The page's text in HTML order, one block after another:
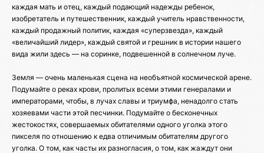
каждая мать и отец, каждый подающий надежды ребенок,
изобретатель и путешественник, каждый учитель нравственности,
каждый продажный политик, каждая «суперзвезда», каждый
«величайший лидер», каждый святой и грешник в истории нашего
вида жили здесь — на соринке, подвешенной в солнечном луче.
Земля — очень маленькая сцена на необъятной космической арене.
Подумайте о реках крови, пролитых всеми этими генералами и
императорами, чтобы, в лучах славы и триумфа, ненадолго стать
хозяевами части этой песчинки. Подумайте о бесконечных
жестокостях, совершаемых обитателями одного уголка этого
пикселя по отношению к едва отличимым обитателям другого
уголка. О том, как часты их разногласия, о том, как жаждут они